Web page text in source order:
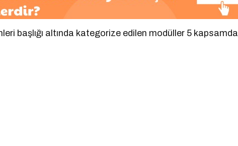
başlığı altında kategorize edilen modüller 5 kapsamda